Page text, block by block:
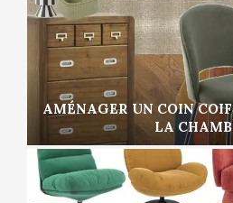
AMÉNAGER UN COIN
LA